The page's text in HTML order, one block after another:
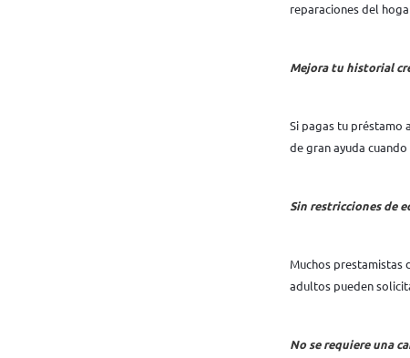
reparaciones del
Mejora tu historial
Si pagas tu préstamo
de gran ayuda
Sin restricciones de
Muchos prestamistas
adultos pueden
No se requiere una